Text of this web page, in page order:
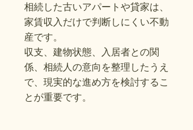
相続した古いアパートや貸家は、
家賃収入だけで判断しにくい不動
産です。
収支、建物状態、入居者との関
係、相続人の意向を整理したうえ
で、現実的な進め方を検討するこ
とが重要です。